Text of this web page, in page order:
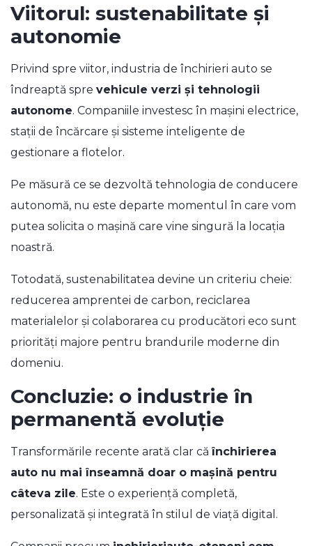
Viitorul: sustenabilitate și
autonomie
Privind spre viitor, industria de închirieri auto se
îndreaptă spre vehicule verzi și tehnologii
autonome. Companiile investesc în mașini electrice,
stații de încărcare și sisteme inteligente de
gestionare a flotelor.
Pe măsură ce se dezvoltă tehnologia de conducere
autonomă, nu este departe momentul în care vom
putea solicita o mașină care vine singură la locația
noastră.
Totodată, sustenabilitatea devine un criteriu cheie:
reducerea amprentei de carbon, reciclarea
materialelor și colaborarea cu producători eco sunt
priorități majore pentru brandurile moderne din
domeniu.
Concluzie: o industrie în
permanentă evoluție
Transformările recente arată clar căînchirierea
auto nu mai înseamnă doar o mașină pentru
câteva zile. Este o experiență completă,
personalizată și integrată în stilul de viață digital.